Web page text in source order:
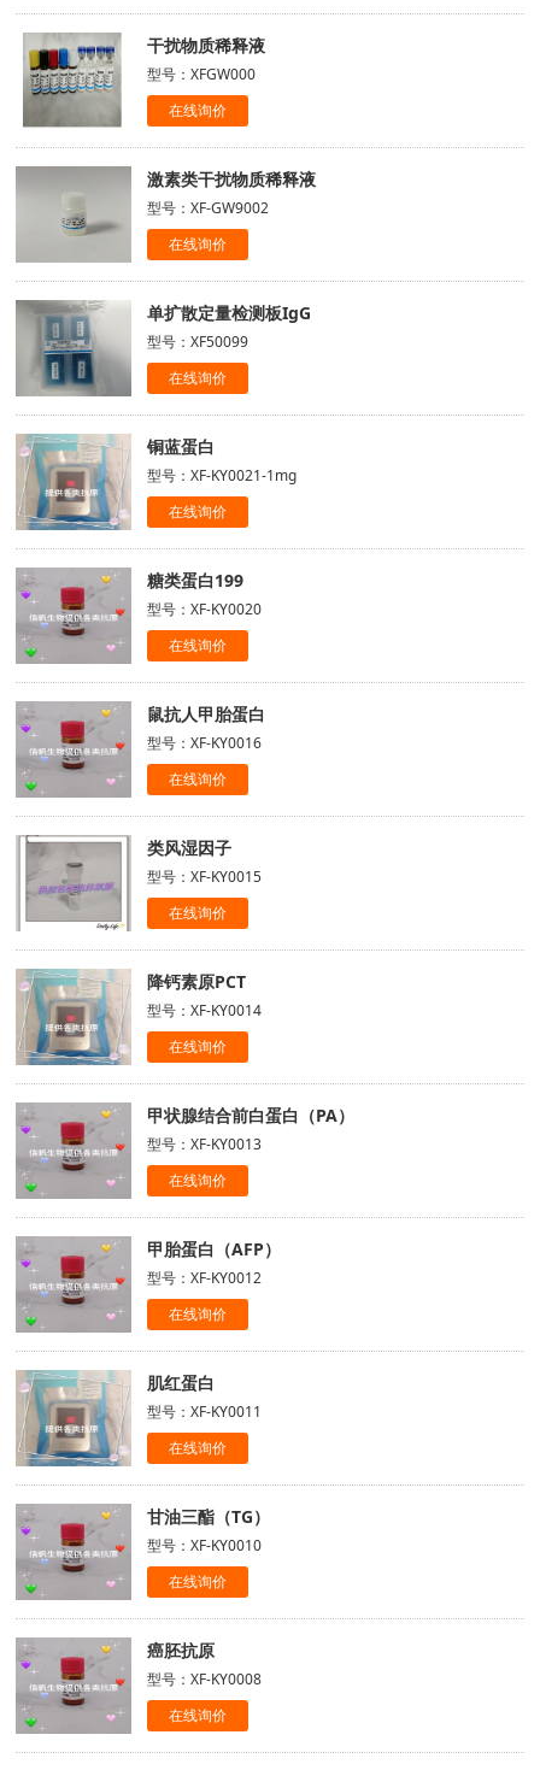
干扰物质稀释液
型号：XFGW000
在线询价
激素类干扰物质稀释液
型号：XF-GW9002
在线询价
单扩散定量检测板IgG
型号：XF50099
在线询价
铜蓝蛋白
型号：XF-KY0021-1mg
在线询价
糖类蛋白199
型号：XF-KY0020
在线询价
鼠抗人甲胎蛋白
型号：XF-KY0016
在线询价
类风湿因子
型号：XF-KY0015
在线询价
降钙素原PCT
型号：XF-KY0014
在线询价
甲状腺结合前白蛋白（PA）
型号：XF-KY0013
在线询价
甲胎蛋白（AFP）
型号：XF-KY0012
在线询价
肌红蛋白
型号：XF-KY0011
在线询价
甘油三酯（TG）
型号：XF-KY0010
在线询价
癌胚抗原
型号：XF-KY0008
在线询价